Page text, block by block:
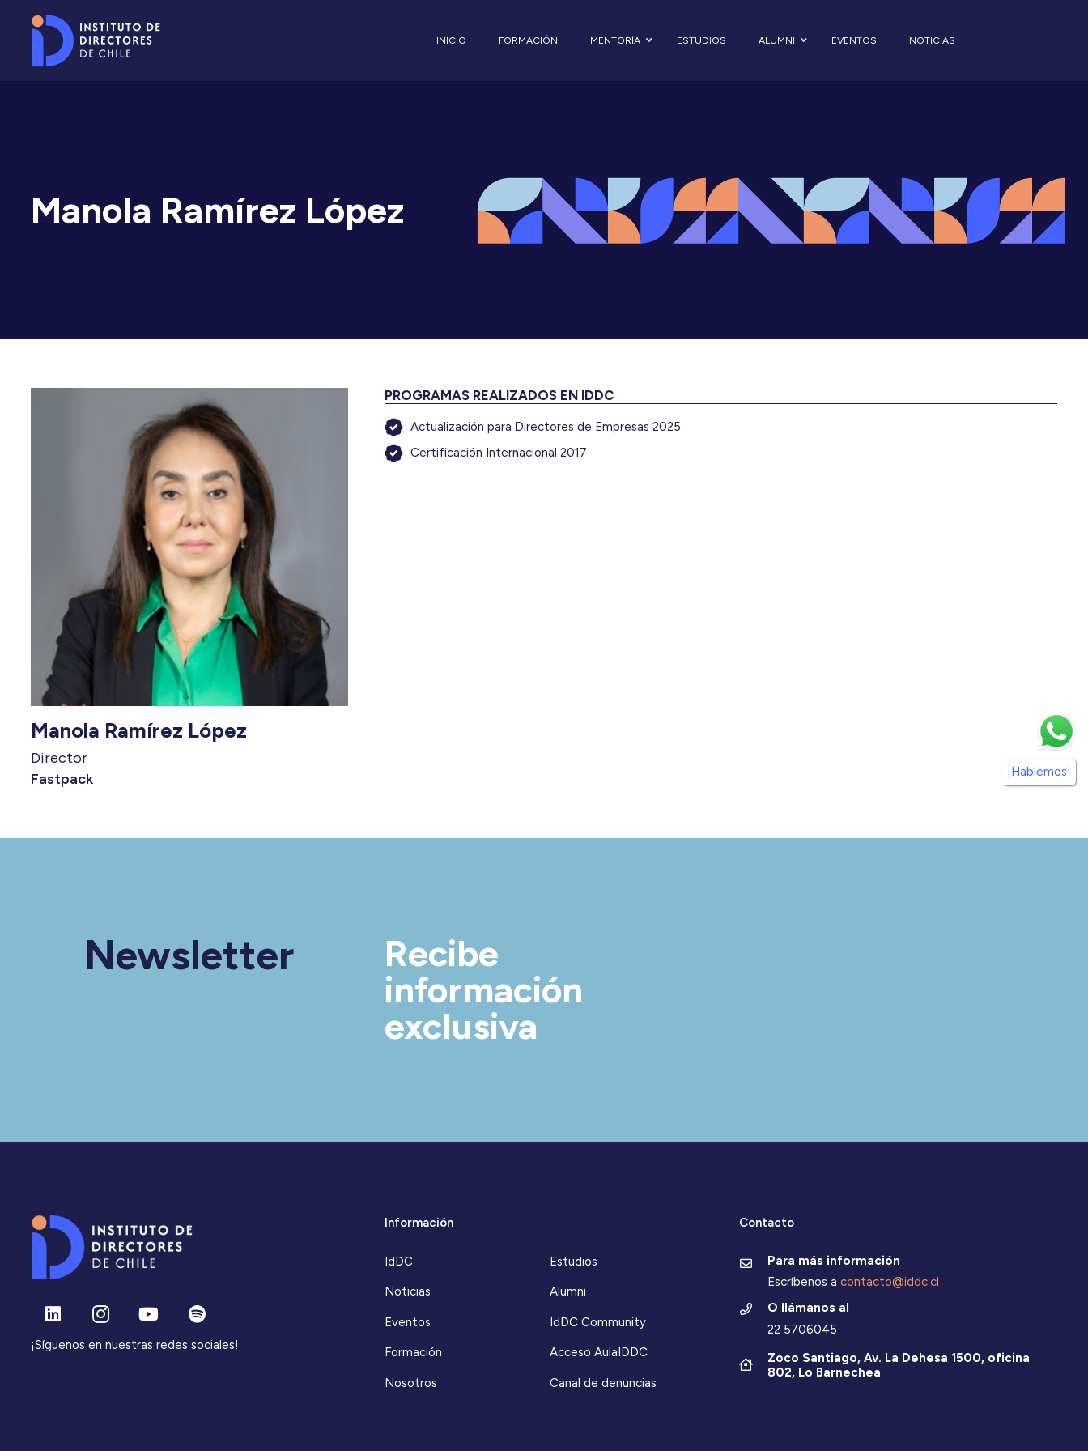
INICIO FORMACIÓN MENTORÍA ESTUDIOS ALUMNI EVENTOS NOTICIAS
Manola Ramírez López
Manola Ramírez López
Director
Fastpack
PROGRAMAS REALIZADOS EN IDDC
Actualización para Directores de Empresas 2025
Certificación Internacional 2017
Newsletter
Recibe
información
exclusiva
¡Síguenos en nuestras redes sociales!
Información
IdDC
Noticias
Eventos
Formación
Nosotros
Estudios
Alumni
IdDC Community
Acceso AulaIDDC
Canal de denuncias
Contacto
Para más información
Escríbenos a contacto@iddc.cl
O llámanos al
22 5706045
Zoco Santiago, Av. La Dehesa 1500, oficina
802, Lo Barnechea
¡Hablemos!